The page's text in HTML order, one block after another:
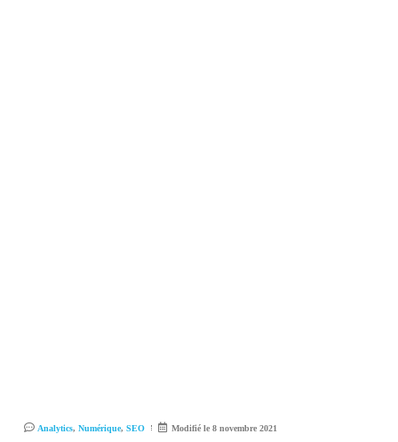
Analytics, Numérique, SEO Modifié le 8 novembre 2021